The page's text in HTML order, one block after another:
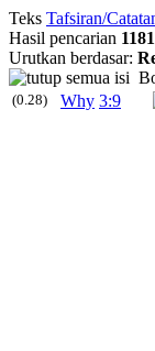
Teks Tafsiran/
Hasil pencarian 1181
Urutkan berdasar:
(0.28) Why 3:9